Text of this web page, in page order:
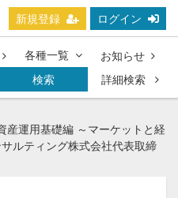
新規登録 ログイン
各種一覧
お知らせ
検索
詳細検索
産運用基礎編 ～マーケットと経
ルティング株式会社代表取締